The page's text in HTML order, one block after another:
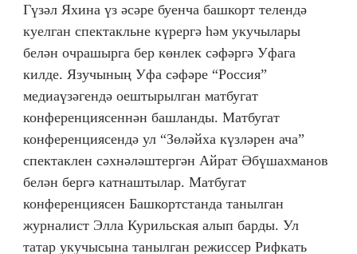
Гүзәл Яхина үз әсәре буенча башкорт телендә
куелган спектакльне күрергә һәм укучылары
белән очрашырга бер көнлек сәфәргә Уфага
килде. Язучының Уфа сәфәре “Россия”
медиаүзәгендә оештырылган матбугат
конференциясеннән башланды. Матбугат
конференциясендә ул “Зөләйха күзләрен ача”
спектаклен сәхнәләштергән Айрат Әбүшахманов
белән бергә катнаштылар. Матбугат
конференциясен Башкортстанда танылган
журналист Элла Курильская алып барды. Ул
татар укучысына танылган режиссер Рифкать